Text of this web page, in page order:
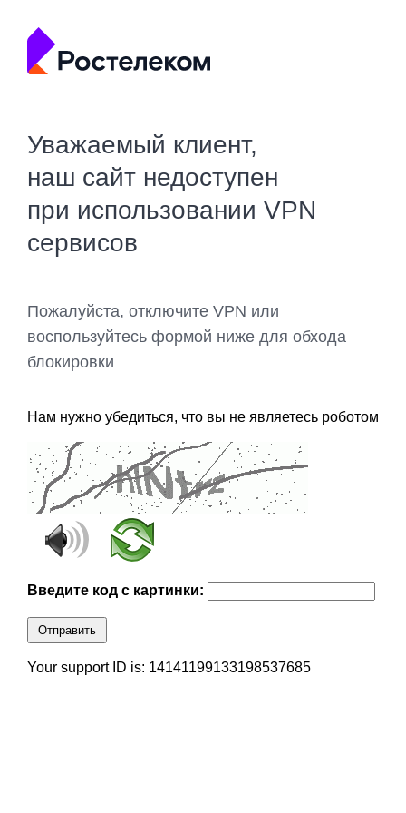
Уважаемый клиент,
наш сайт недоступен
при использовании VPN
сервисов
Пожалуйста, отключите VPN или
воспользуйтесь формой ниже для обхода
блокировки
Нам нужно убедиться, что вы не являетесь роботом
Введите код с картинки:
Отправить
Your support ID is: 14141199133198537685